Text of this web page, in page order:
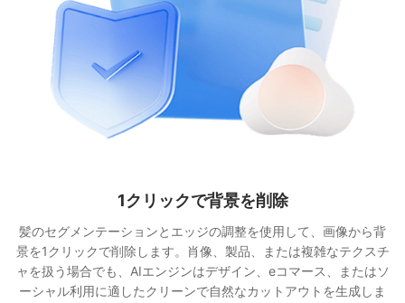
画像を自動的に向上させる
AI Enhanceモジュールを使用してクラリティを向上させ、露光を
修正し、色を回復し、ノイズを低減します。VisioMintは照明と詳
細を分析し、その後写真の元のスタイルとテクスチャを保持しな
がら自然な修正を適用します。